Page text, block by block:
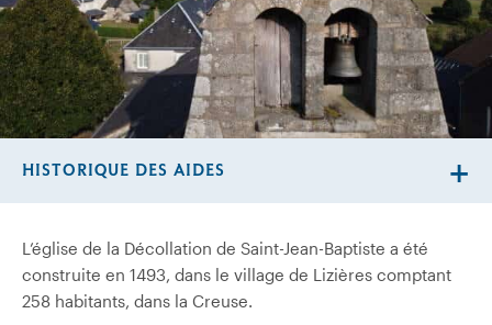
L’église de la Décollation de Saint-Jean-Baptiste a été
construite en 1493, dans le village de Lizières comptant
258 habitants, dans la Creuse.
HISTORIQUE DES AIDES